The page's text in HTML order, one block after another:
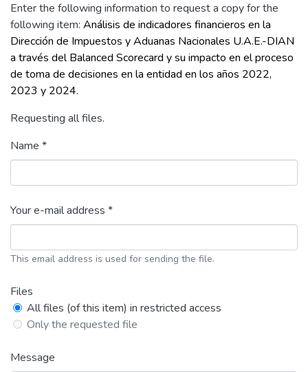
Enter the following information to request a copy for the
following item: Análisis de indicadores financieros en la
Dirección de Impuestos y Aduanas Nacionales U.A.E.-DIAN
a través del Balanced Scorecard y su impacto en el proceso
de toma de decisiones en la entidad en los años 2022,
2023 y 2024.
Requesting all files.
Name *
Your e-mail address *
This email address is used for sending the file.
Files
All files (of this item) in restricted access
Only the requested file
Message